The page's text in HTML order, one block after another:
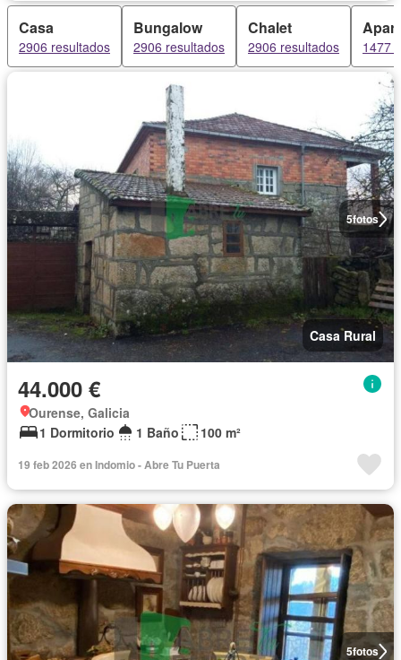
Casa
2906 resultados
Bungalow
2906 resultados
Chalet
2906 resultados 1477
5fotos
Casa Rural
44.000 €
Ourense, Galicia
1 Dormitorio
1 Baño 100 m²
19 feb 2026 en Indomio - Abre Tu Puerta
5fotos